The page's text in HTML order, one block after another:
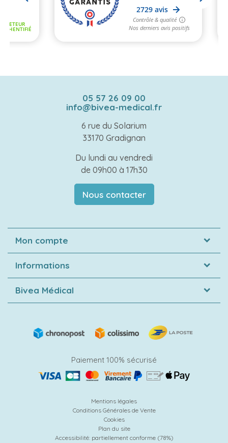
05 57 26 09 00
info@bivea-medical.fr
6 rue du Solarium
33170 Gradignan
Du lundi au vendredi
de 09h00 à 17h30
Nous contacter
Mon compte
Informations
Bivea Médical
Paiement 100% sécurisé
Mentions légales
Conditions Générales de Vente
Cookies
Plan du site
Accessibilité: partiellement conforme (78%)